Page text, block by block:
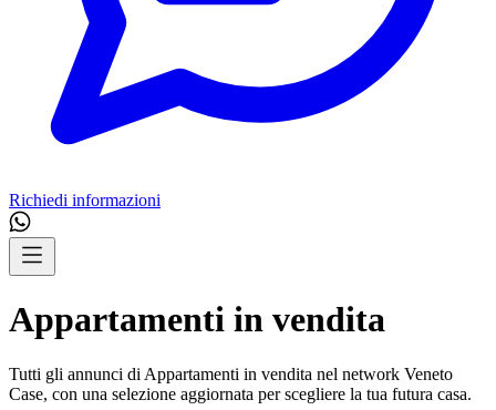
Richiedi informazioni
Appartamenti in vendita
Tutti gli annunci di Appartamenti in vendita nel network Veneto
Case, con una selezione aggiornata per scegliere la tua futura casa.